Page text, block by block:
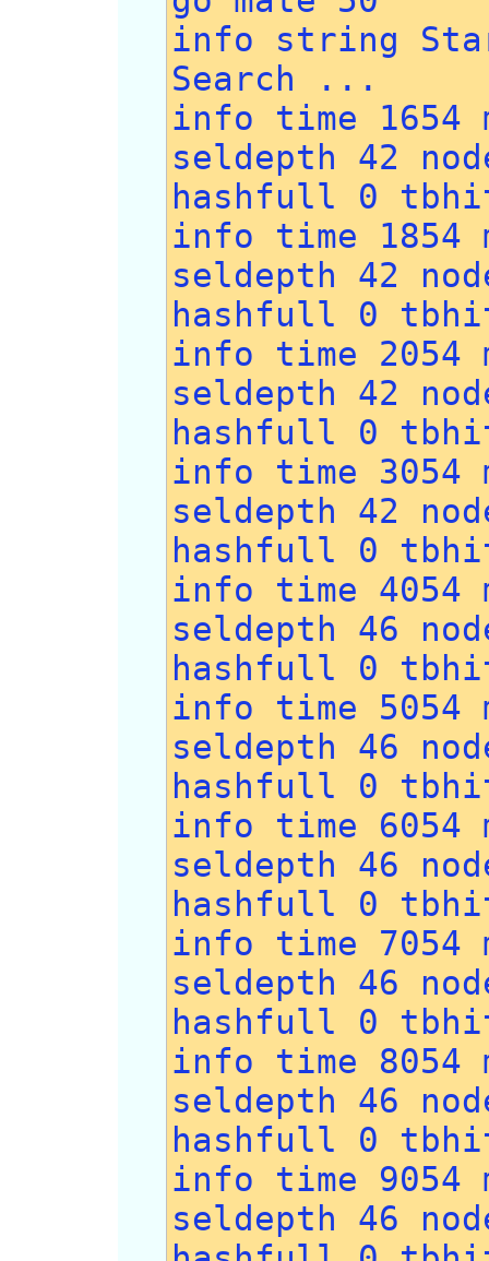
info string
Search ...
info time 1654
seldepth 42
hashfull 0
info time 1854
seldepth 42
hashfull 0
info time 2054
seldepth 42
hashfull 0
info time 3054
seldepth 42
hashfull 0
info time 4054
seldepth 46
hashfull 0
info time 5054
seldepth 46
hashfull 0
info time 6054
seldepth 46
hashfull 0
info time 7054
seldepth 46
hashfull 0
info time 8054
seldepth 46
hashfull 0
info time 9054
seldepth 46